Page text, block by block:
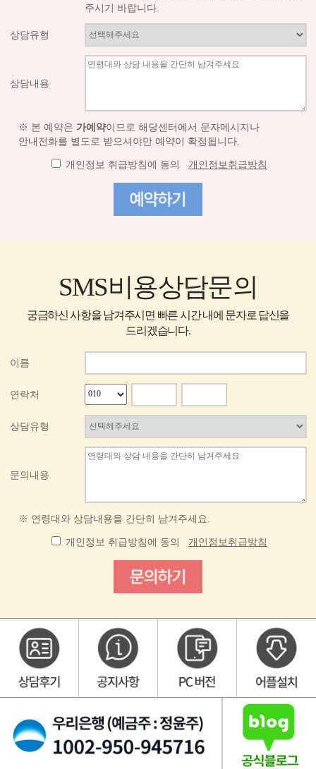
주시기 바랍니다.
상담유형
상담내용
※ 본 예약은 가예약이므로 해당센터에서 문자메시지나
안내전화를 별도로 받으셔야만 예약이 확정됩니다.
개인정보 취급방침에 동의 개인정보취급방침
SMS비용상담문의
궁금하신 사항을 남겨주시면 빠른 시간 내에 문자로 답신을
드리겠습니다.
이름
연락처
상담유형
문의내용
※ 연령대와 상담내용을 간단히 남겨주세요.
개인정보 취급방침에 동의 개인정보취급방침